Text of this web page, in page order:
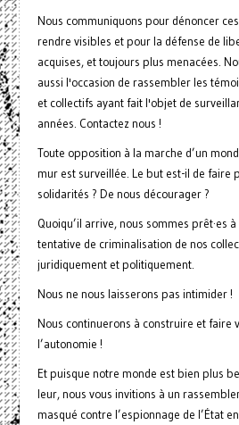
Nous communiquons pour dénoncer
rendre visibles et pour la défense de
acquises, et toujours plus menacées.
aussi l'occasion de rassembler les
et collectifs ayant fait l'objet de
années. Contactez nous !
Toute opposition à la marche d’un
mur est surveillée. Le but est-il de faire
solidarités ? De nous décourager ?
Quoiqu’il arrive, nous sommes prêt·es
tentative de criminalisation de nos
juridiquement et politiquement.
Nous ne nous laisserons pas intimider !
Nous continuerons à construire et faire
l’autonomie !
Et puisque notre monde est bien plus
leur, nous vous invitions à un
masqué contre l’espionnage de l’État